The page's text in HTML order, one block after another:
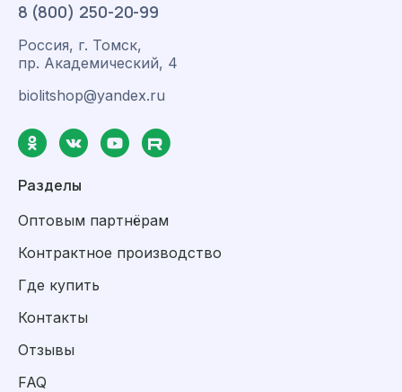
8 (800) 250-20-99
Россия, г. Томск,
пр. Академический, 4
biolitshop@yandex.ru
Разделы
Оптовым партнёрам
Контрактное производство
Где купить
Контакты
Отзывы
FAQ